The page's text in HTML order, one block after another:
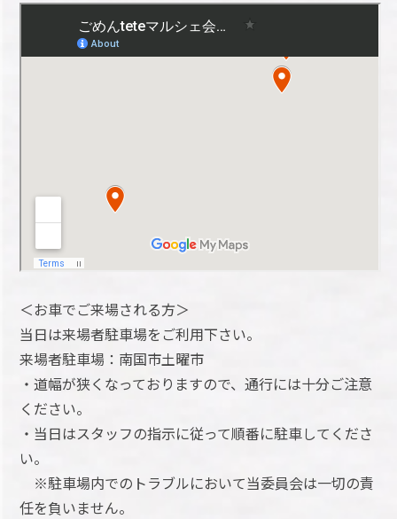
＜お車でご来場される方＞
当日は来場者駐車場をご利用下さい。
来場者駐車場：南国市土曜市
・道幅が狭くなっておりますので、通行には十分ご注意
ください。
・当日はスタッフの指示に従って順番に駐車してくださ
い。
※駐車場内でのトラブルにおいて当委員会は一切の責
任を負いません。